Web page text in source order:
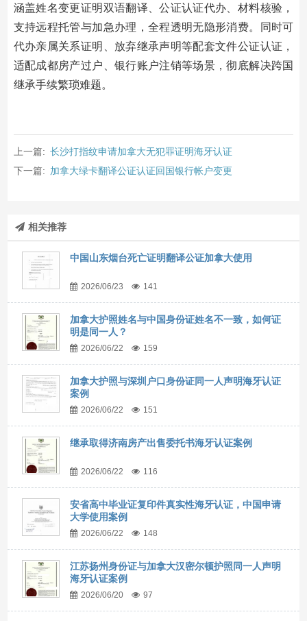
涵盖姓名变更证明双语翻译、公证认证代办、材料核验，
支持远程托管与加急办理，全程透明无隐形消费。同时可
代办亲属关系证明、放弃继承声明等配套文件公证认证，
适配成都房产过户、银行账户注销等场景，彻底解决跨国
继承手续繁琐难题。
上一篇: 长沙打指纹申请加拿大无犯罪证明海牙认证
下一篇: 加拿大绿卡翻译公证认证回国银行帐户变更
相关推荐
中国山东烟台死亡证明翻译公证加拿大使用
2026/06/23 141
加拿大护照姓名与中国身份证姓名不一致，如何证
明是同一人？
2026/06/22 159
加拿大护照与深圳户口身份证同一人声明海牙认证
案例
2026/06/22 151
继承取得济南房产出售委托书海牙认证案例
2026/06/22 116
安省高中毕业证复印件真实性海牙认证，中国申请
大学使用案例
2026/06/22 148
江苏扬州身份证与加拿大汉密尔顿护照同一人声明
海牙认证案例
2026/06/20 97